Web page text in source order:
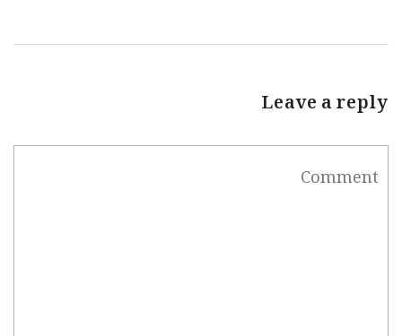
Leave a reply